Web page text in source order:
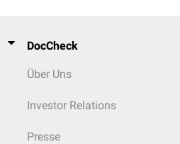
DocCheck
Über Uns
Investor Relations
Presse